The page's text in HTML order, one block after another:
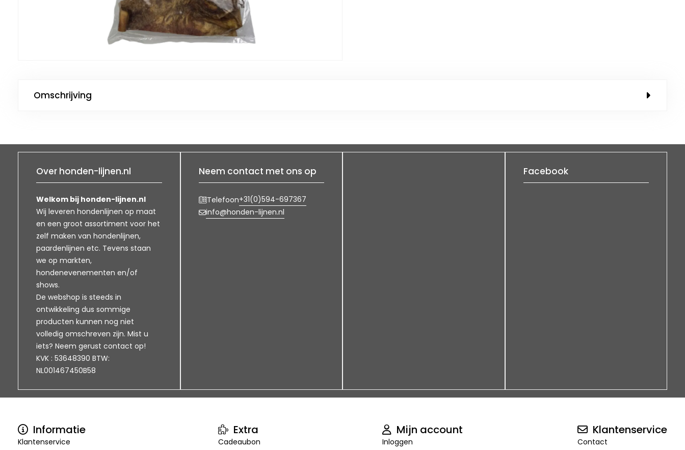
Omschrijving
Over honden-lijnen.nl
Welkom bij honden-lijnen.nl
Wij leveren hondenlijnen op maat
en een groot assortiment voor het
zelf maken van hondenlijnen,
paardenlijnen etc. Tevens staan
we op markten,
hondenevenementen en/of
shows.
De webshop is steeds in
ontwikkeling dus sommige
producten kunnen nog niet
volledig omschreven zijn. Mist u
iets? Neem gerust contact op!
KVK : 53648390 BTW:
NL001467450B58
Neem contact met ons op
Telefoon+31(0)594-697367
info@honden-lijnen.nl
Facebook
Informatie
Klantenservice
Extra
Cadeaubon
Mijn account
Inloggen
Klantenservice
Contact